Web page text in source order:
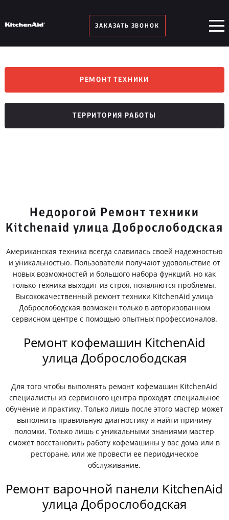
ЗАКАЗАТЬ ЗВОНОК
РЕМОНТ ТЕХНИКИ
ТЕРРИТОРИЯ РАБОТЫ
Недорогой Ремонт техники
Kitchenaid улица Доброслободская
Американская техника всегда славилась своей надежностью
и уникальностью. Пользователи получают удовольствие от
новых возможностей и большого набора функций, но как
только техника выходит из строя, появляются проблемы.
Высококачественный ремонт техники KitchenAid улица
Доброслободская возможен только в авторизованном
сервисном центре с помощью опытных профессионалов.
Ремонт кофемашин KitchenAid
улица Доброслободская
Для того чтобы выполнять ремонт кофемашин KitchenAid
специалисты из сервисного центра проходят специальное
обучение и практику. Только лишь после этого мастер может
выполнить правильную диагностику и найти причину
поломки. Только лишь с уникальными знаниями мастер
сможет восстановить работу кофемашины у вас дома или в
ресторане, или же провести ее периодическое
обслуживание.
Ремонт варочной панели KitchenAid
улица Доброслободская